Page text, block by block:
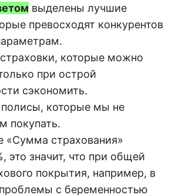
выделены лучшие
превосходят конкурентов
которые можно
при острой
сэкономить.
которые мы не
покупать.
«Сумма страхования»
это значит, что при общей
покрытия, например, в
с беременностью